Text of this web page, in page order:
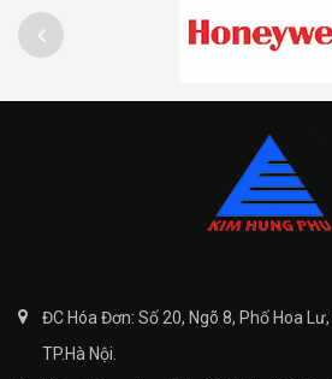
ĐC Hóa Đơn: Số 20, Ngõ 8, Phố Hoa
TP.Hà Nội.